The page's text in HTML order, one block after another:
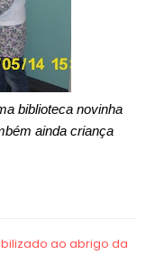
biblioteca novinha
ainda criança